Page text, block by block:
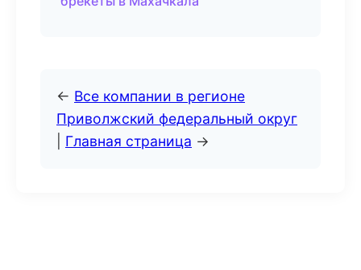
← Все компании в регионе
Приволжский федеральный округ
Главная страница →